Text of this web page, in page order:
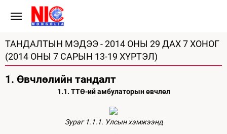
ТАНДАЛТЫН МЭДЭЭ - 2014 ОНЫ 29 ДАХ 7 ХОНОГ
(2014 ОНЫ 7 САРЫН 13-19 ХҮРТЭЛ)
1. Өвчлөлийн тандалт
1.1. ТТӨ-ий амбулаторын өвчлөл
Зураг 1.1.1. Улсын хэмжээнд